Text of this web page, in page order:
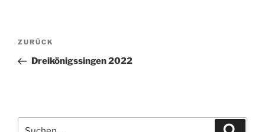
Beitragsnavigation
Vorheriger
Beitrag
ZURÜCK
Dreikönigssingen 2022